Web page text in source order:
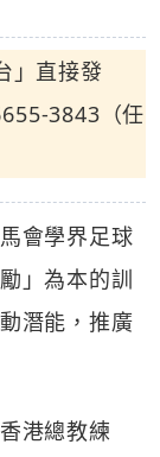
」直接發
3843（任
會學界足球
」為本的訓
潛能，推廣
港總教練